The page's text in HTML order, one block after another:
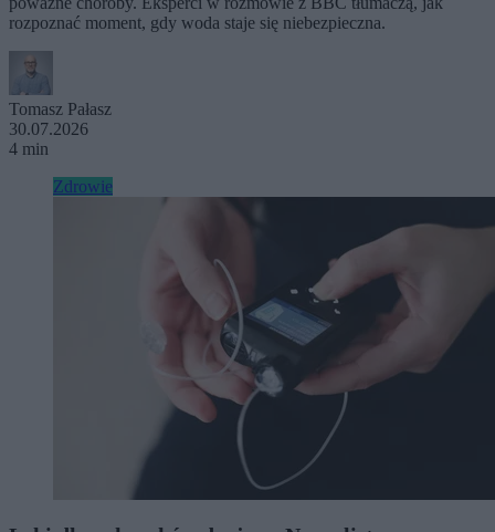
rozpoznać moment, gdy woda staje się niebezpieczna.
Tomasz Pałasz
30.07.2026
4 min
Zdrowie